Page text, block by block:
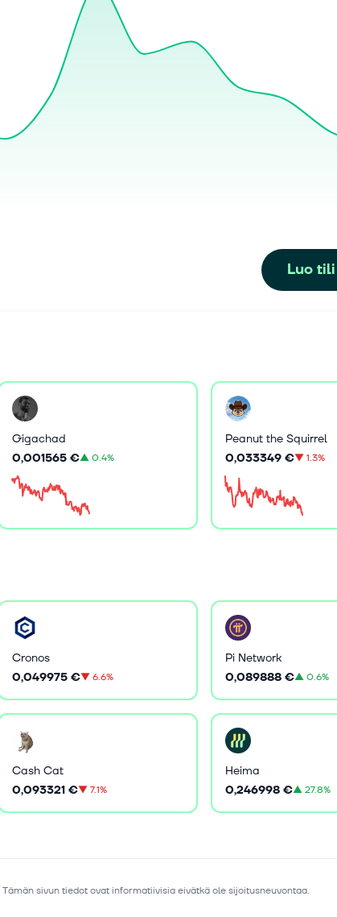
Luo tili
Gigachad
0,001565 €▲ 0.4%
Peanut the Squirrel
0,033349 €▼1.3%
Cronos
0,049975 €▼ 6.6%
Pi Network
0,089888 €▲0.6%
Cash Cat
0,093321 €▼ 7.1%
Heima
0,246998 €▲27.8%
Tämän sivun tiedot ovat informatiivisia eivätkä ole sijoitusneuvontaa.